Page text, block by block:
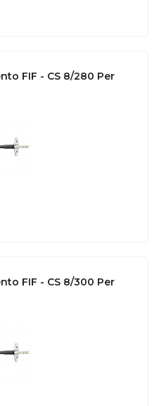
FIF - CS 8/280 Per
FIF - CS 8/300 Per